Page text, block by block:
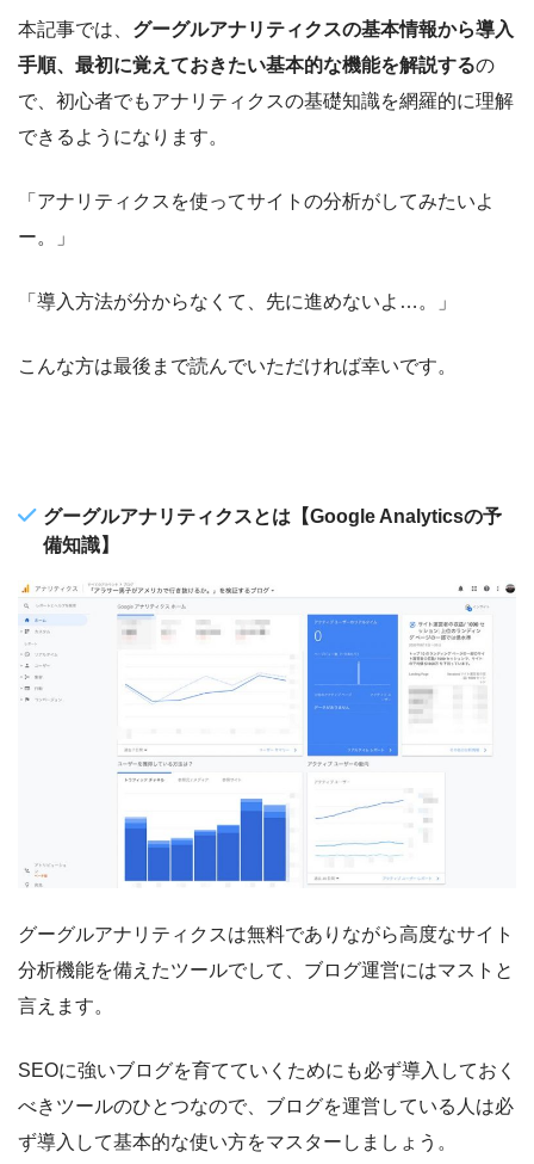
本記事では、 グーグルアナリティクスの基本情報から導入
手順、最初に覚えておきたい基本的な機能を解説するの
で、初心者でもアナリティクスの基礎知識を網羅的に理解
できるようになります。
「アナリティクスを使ってサイトの分析がしてみたいよ
ー。」
「導入方法が分からなくて、先に進めないよ…。」
こんな方は最後まで読んでいただければ幸いです。
グーグルアナリティクスとは【Google Analyticsの予
備知識】
グーグルアナリティクスは無料でありながら高度なサイト
分析機能を備えたツールでして、ブログ運営にはマストと
言えます。
SEOに強いブログを育てていくためにも必ず導入しておく
べきツールのひとつなので、ブログを運営している人は必
ず導入して基本的な使い方をマスターしましょう。